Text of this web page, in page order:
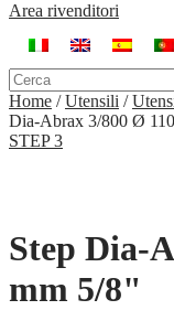
Area rivenditori
Home /Utensili /
Dia-Abrax 3/800 Ø
STEP 3
Step Dia-
mm 5/8"